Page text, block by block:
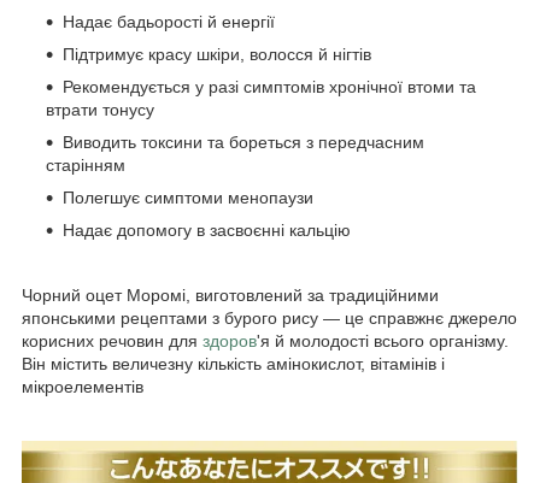
Надає бадьорості й енергії
Підтримує красу шкіри, волосся й нігтів
Рекомендується у разі симптомів хронічної втоми та
втрати тонусу
Виводить токсини та бореться з передчасним
старінням
Полегшує симптоми менопаузи
Надає допомогу в засвоєнні кальцію
Чорний оцет Моромі, виготовлений за традиційними
японськими рецептами з бурого рису — це справжнє джерело
корисних речовин для здоров'я й молодості всього організму.
Він містить величезну кількість амінокислот, вітамінів і
мікроелементів